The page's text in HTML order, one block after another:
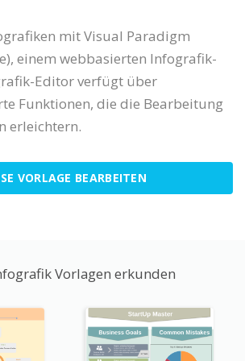
mit Visual Paradigm
einem webbasierten Infografik-
Editor verfügt über
Funktionen, die die Bearbeitung
erleichtern.
VORLAGE BEARBEITEN
Vorlagen erkunden